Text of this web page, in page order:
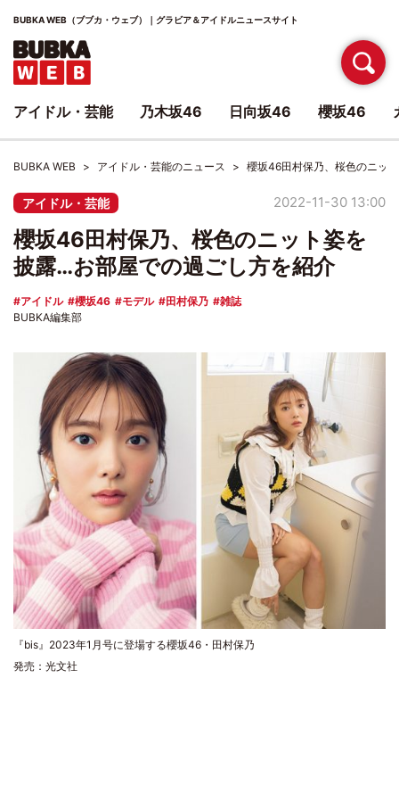
BUBKA WEB（ブブカ・ウェブ）｜グラビア＆アイドルニュースサイト
BUBKA WEB アイドル・芸能のニュース 櫻坂46田村保乃、桜色のニッ
アイドル・芸能 2022-11-30 13:00
櫻坂46田村保乃、桜色のニット姿を
披露…お部屋での過ごし方を紹介
アイドル 櫻坂46 モデル 田村保乃
雑誌
BUBKA編集部
『bis』2023年1月号に登場する櫻坂46・田村保乃
発売：光文社
アイドル・芸能 乃木坂46 日向坂46 櫻坂46